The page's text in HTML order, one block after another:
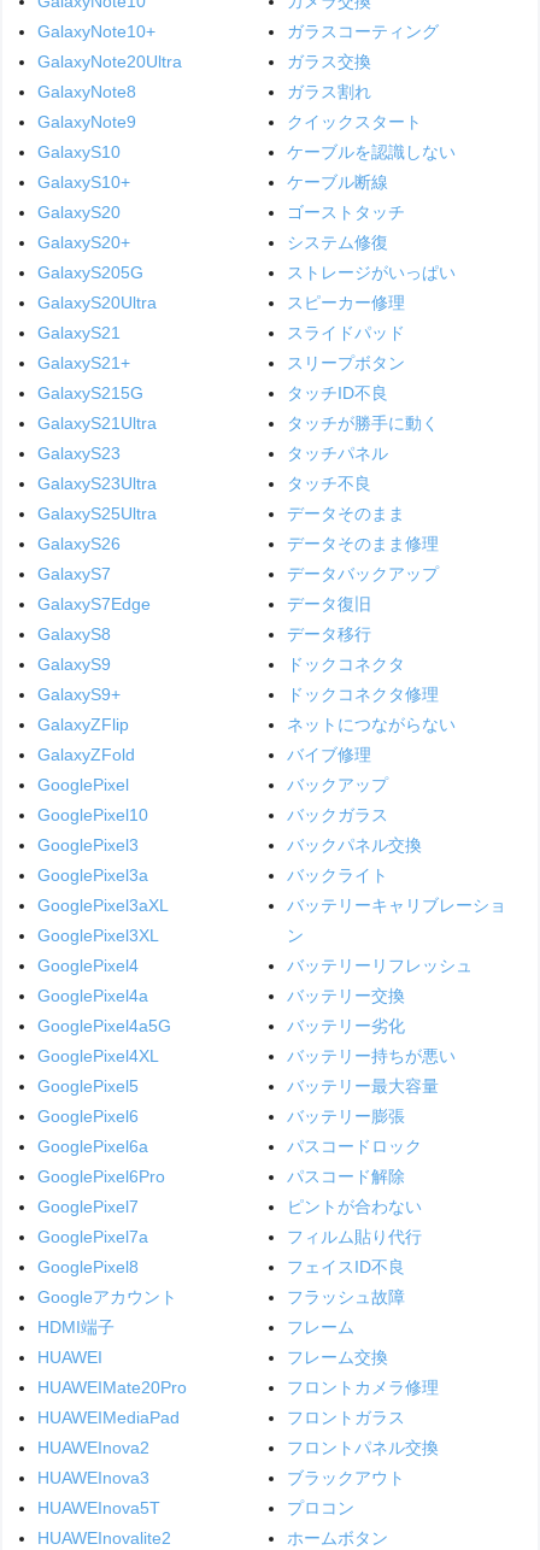
GalaxyNote10+
GalaxyNote20Ultra
GalaxyNote8
GalaxyNote9
GalaxyS10
GalaxyS10+
GalaxyS20
GalaxyS20+
GalaxyS205G
GalaxyS20Ultra
GalaxyS21
GalaxyS21+
GalaxyS215G
GalaxyS21Ultra
GalaxyS23
GalaxyS23Ultra
GalaxyS25Ultra
GalaxyS26
GalaxyS7
GalaxyS7Edge
GalaxyS8
GalaxyS9
GalaxyS9+
GalaxyZFlip
GalaxyZFold
GooglePixel
GooglePixel10
GooglePixel3
GooglePixel3a
GooglePixel3aXL
GooglePixel3XL
GooglePixel4
GooglePixel4a
GooglePixel4a5G
GooglePixel4XL
GooglePixel5
GooglePixel6
GooglePixel6a
GooglePixel6Pro
GooglePixel7
GooglePixel7a
GooglePixel8
Googleアカウント
HDMI端子
HUAWEI
HUAWEIMate20Pro
HUAWEIMediaPad
HUAWEInova2
HUAWEInova3
HUAWEInova5T
HUAWEInovalite2
ガラスコーティング
ガラス交換
ガラス割れ
クイックスタート
ケーブルを認識しない
ケーブル断線
ゴーストタッチ
システム修復
ストレージがいっぱい
スピーカー修理
スライドパッド
スリープボタン
タッチID不良
タッチが勝手に動く
タッチパネル
タッチ不良
データそのまま
データそのまま修理
データバックアップ
データ復旧
データ移行
ドックコネクタ
ドックコネクタ修理
ネットにつながらない
バイブ修理
バックアップ
バックガラス
バックパネル交換
バックライト
バッテリーキャリブレーショ
ン
バッテリーリフレッシュ
バッテリー交換
バッテリー劣化
バッテリー持ちが悪い
バッテリー最大容量
バッテリー膨張
パスコードロック
パスコード解除
ピントが合わない
フィルム貼り代行
フェイスID不良
フラッシュ故障
フレーム
フレーム交換
フロントカメラ修理
フロントガラス
フロントパネル交換
ブラックアウト
プロコン
ホームボタン